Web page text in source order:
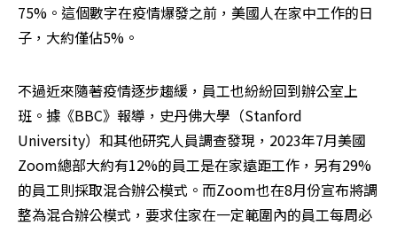
75%。這個數字在疫情爆發之前，美國人在家中工作的日
子，大約僅佔5%。
不過近來隨著疫情逐步趨緩，員工也紛紛回到辦公室上
班。據《BBC》報導，史丹佛大學（Stanford
University）和其他研究人員調查發現，2023年7月美國
Zoom總部大約有12%的員工是在家遠距工作，另有29%
的員工則採取混合辦公模式。而Zoom也在8月份宣布將調
整為混合辦公模式，要求住家在一定範圍內的員工每周必